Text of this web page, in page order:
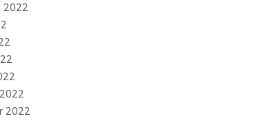
2022
2022